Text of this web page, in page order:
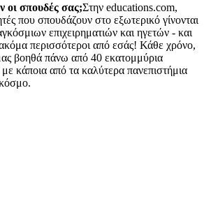
οι σπουδές σας;Στην educations.com,
που σπουδάζουν στο εξωτερικό γίνονται
επιχειρηματιών και ηγετών - και
περισσότεροι από εσάς! Κάθε χρόνο,
βοηθά πάνω από 40 εκατομμύρια
κάποια από τα καλύτερα πανεπιστήμια